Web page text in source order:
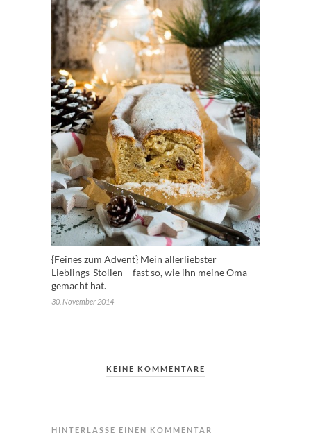
{Feines zum Advent} Mein allerliebster
Lieblings-Stollen – fast so, wie ihn meine Oma
gemacht hat.
30. November 2014
KEINE KOMMENTARE
HINTERLASSE EINEN KOMMENTAR